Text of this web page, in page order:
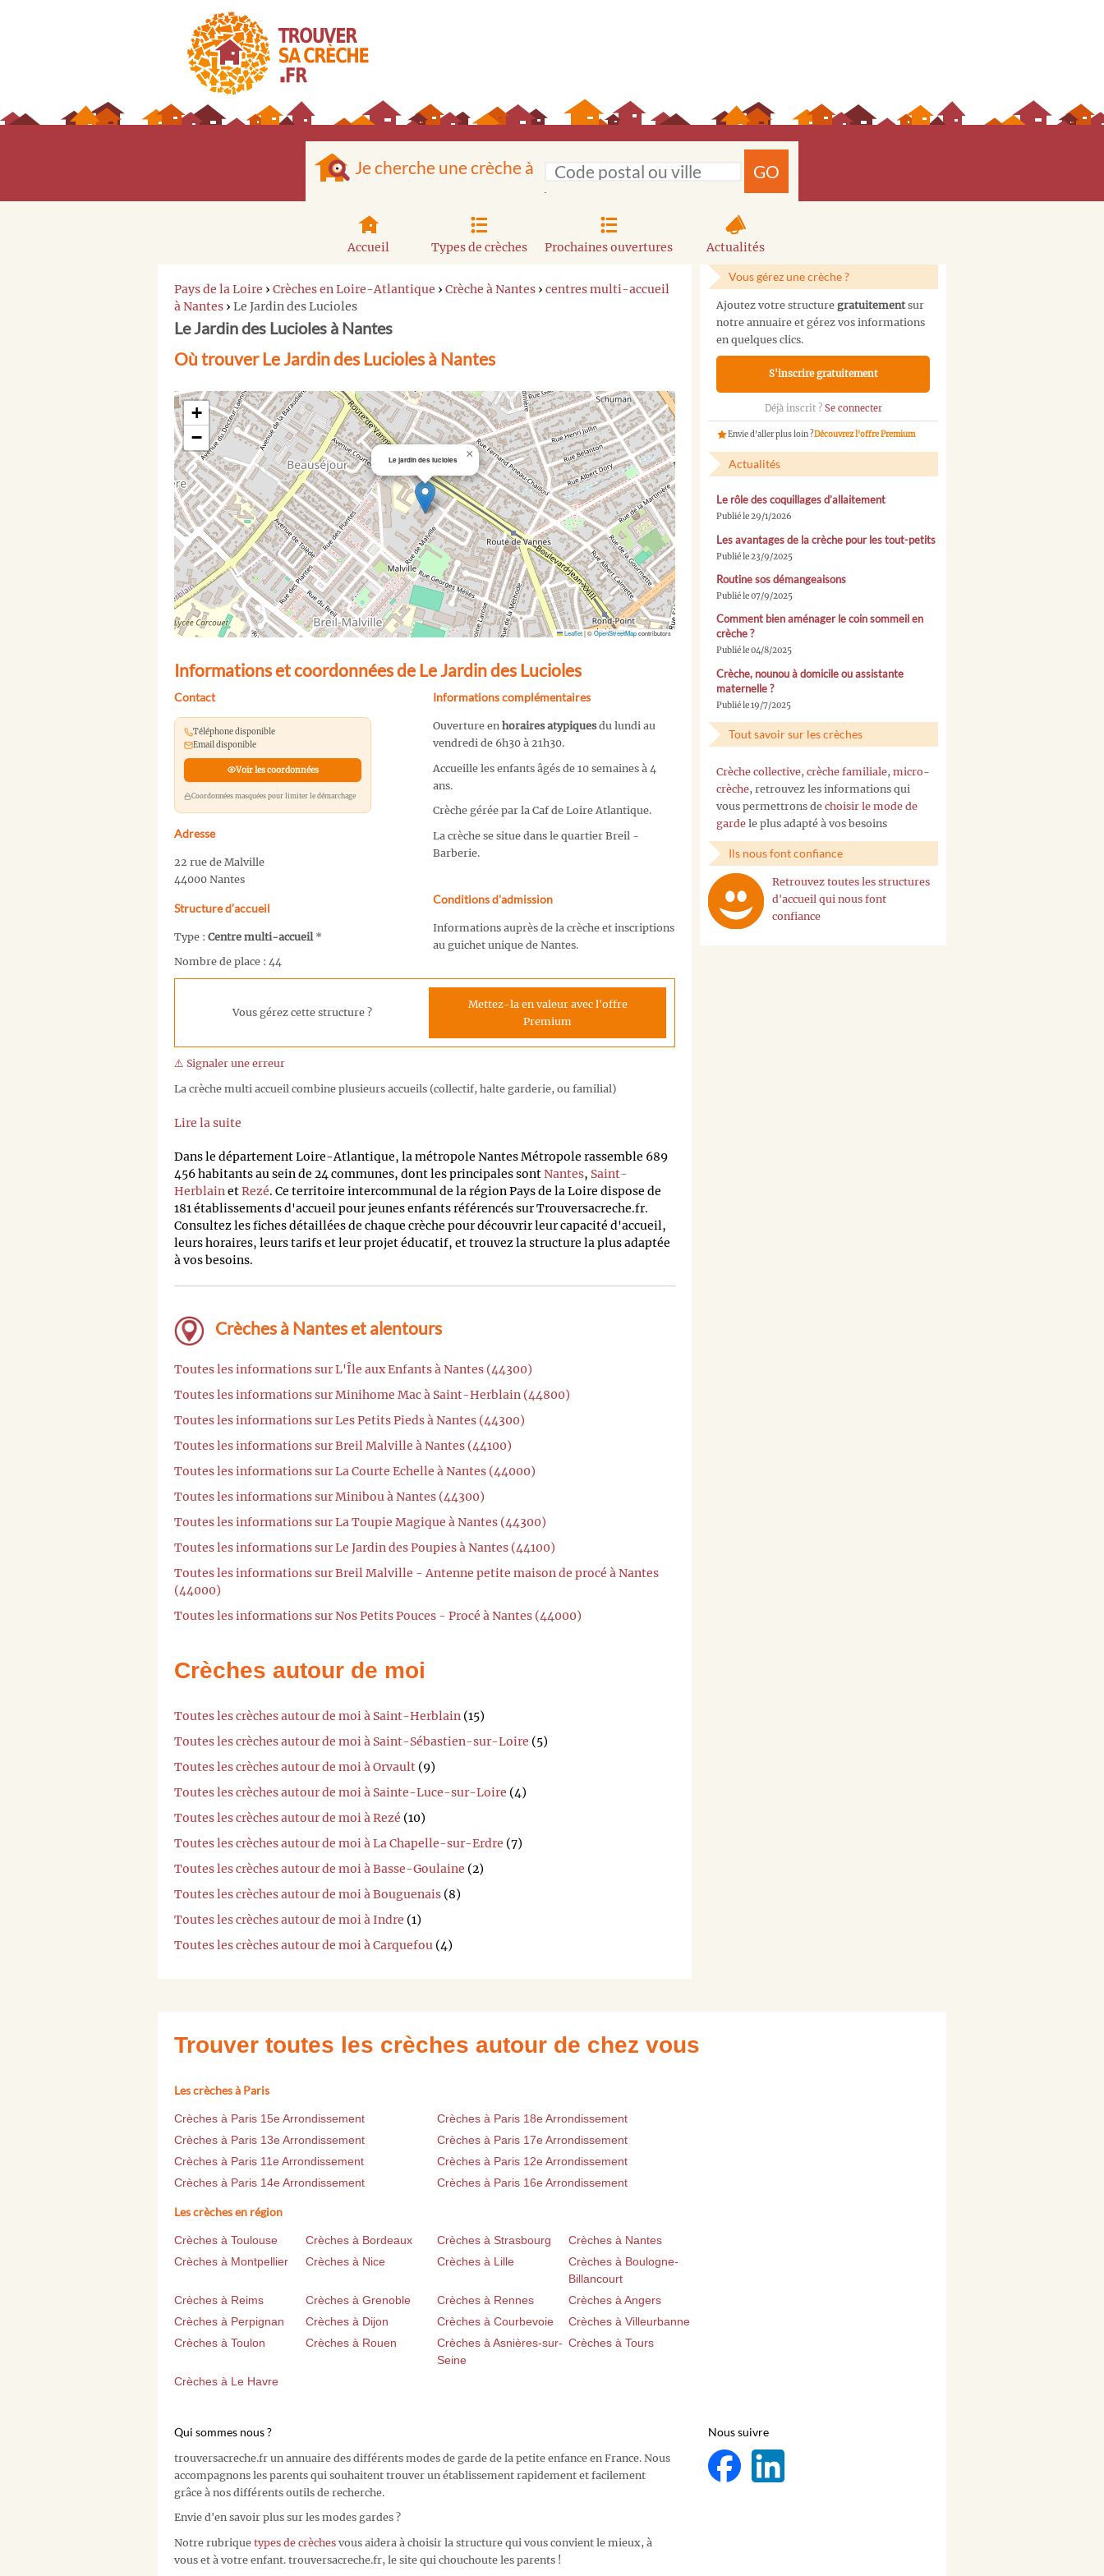
Je cherche une crèche à GO
Accueil Types de crèches Prochaines ouvertures Actualités
Pays de la Loire › Crèches en Loire-Atlantique › Crèche à Nantes › centres multi-accueil
à Nantes › Le Jardin des Lucioles
Le Jardin des Lucioles à Nantes
Où trouver Le Jardin des Lucioles à Nantes
Le jardin des lucioles ×
+
−
Leaflet|©OpenStreetMapcontributors
Informations et coordonnées de Le Jardin des Lucioles
Contact
Téléphone disponible
Email disponible
Voir les coordonnées
Coordonnées masquées pour limiter le démarchage
Adresse
22 rue de Malville
44000 Nantes
Structure d’accueil
Type : Centre multi-accueil *
Nombre de place : 44
Informations complémentaires
Ouverture en horaires atypiquesdu lundi au
vendredi de 6h30 à 21h30.
Accueille les enfants âgés de 10 semaines à 4
ans.
Crèche gérée par la Caf de Loire Atlantique.
La crèche se situe dans le quartier Breil -
Barberie.
Conditions d'admission
Informations auprès de la crèche et inscriptions
au guichet unique de Nantes.
Vous gérez cette structure ?
Mettez-la en valeur avec l'offre
Premium
⚠️ Signaler une erreur
La crèche multi accueil combine plusieurs accueils (collectif, halte garderie, ou familial)
Lire la suite
Dans le département Loire-Atlantique, la métropole Nantes Métropole rassemble 689
456 habitants au sein de 24 communes, dont les principales sontNantes, Saint-
HerblainetRezé. Ce territoire intercommunal de la région Pays de la Loire dispose de
181 établissements d'accueil pour jeunes enfants référencés sur Trouversacreche.fr.
Consultez les fiches détaillées de chaque crèche pour découvrir leur capacité d'accueil,
leurs horaires, leurs tarifs et leur projet éducatif, et trouvez la structure la plus adaptée
à vos besoins.
Crèches à Nantes et alentours
Toutes les informations sur L'Île aux Enfants à Nantes (44300)
Toutes les informations sur Minihome Mac à Saint-Herblain (44800)
Toutes les informations sur Les Petits Pieds à Nantes (44300)
Toutes les informations sur Breil Malville à Nantes (44100)
Toutes les informations sur La Courte Echelle à Nantes (44000)
Toutes les informations sur Minibou à Nantes (44300)
Toutes les informations sur La Toupie Magique à Nantes (44300)
Toutes les informations sur Le Jardin des Poupies à Nantes (44100)
Toutes les informations sur Breil Malville - Antenne petite maison de procé à Nantes
(44000)
Toutes les informations sur Nos Petits Pouces - Procé à Nantes (44000)
Crèches autour de moi
Toutes les crèches autour de moi à Saint-Herblain (15)
Toutes les crèches autour de moi à Saint-Sébastien-sur-Loire (5)
Toutes les crèches autour de moi à Orvault (9)
Toutes les crèches autour de moi à Sainte-Luce-sur-Loire (4)
Toutes les crèches autour de moi à Rezé (10)
Toutes les crèches autour de moi à La Chapelle-sur-Erdre (7)
Toutes les crèches autour de moi à Basse-Goulaine (2)
Toutes les crèches autour de moi à Bouguenais (8)
Toutes les crèches autour de moi à Indre (1)
Toutes les crèches autour de moi à Carquefou (4)
Vous gérez une crèche ?
Ajoutez votre structure gratuitementsur
notre annuaire et gérez vos informations
en quelques clics.
S'inscrire gratuitement
Déjà inscrit ? Se connecter
Envie d'aller plus loin ?Découvrez l'offre Premium
Actualités
Le rôle des coquillages d’allaitement
Publié le 29/1/2026
Les avantages de la crèche pour les tout-petits
Publié le 23/9/2025
Routine sos démangeaisons
Publié le 07/9/2025
Comment bien aménager le coin sommeil en
crèche ?
Publié le 04/8/2025
Crèche, nounou à domicile ou assistante
maternelle ?
Publié le 19/7/2025
Tout savoir sur les crèches
Crèche collective, crèche familiale, micro-
crèche, retrouvez les informations qui
vous permettrons de choisir le mode de
garde le plus adapté à vos besoins
Ils nous font confiance
Retrouvez toutes les structures
d'accueil qui nous font
confiance
Trouver toutes les crèches autour de chez vous
Les crèches à Paris
Crèches à Paris 15e Arrondissement
Crèches à Paris 18e Arrondissement
Crèches à Paris 13e Arrondissement
Crèches à Paris 17e Arrondissement
Crèches à Paris 11e Arrondissement
Crèches à Paris 12e Arrondissement
Crèches à Paris 14e Arrondissement
Crèches à Paris 16e Arrondissement
Les crèches en région
Crèches à Toulouse Crèches à Bordeaux Crèches à Strasbourg
Crèches à Nantes
Crèches à Montpellier
Crèches à Nice Crèches à Lille
Crèches à Boulogne-
Billancourt
Crèches à Reims
Crèches à Grenoble Crèches à Rennes
Crèches à Angers
Crèches à Perpignan
Crèches à Dijon Crèches à Courbevoie
Crèches à Villeurbanne
Crèches à Toulon
Crèches à Rouen
Crèches à Asnières-sur-
Seine
Crèches à Tours
Crèches à Le Havre
Qui sommes nous ?
trouversacreche.fr un annuaire des différents modes de garde de la petite enfance en France. Nous
accompagnons les parents qui souhaitent trouver un établissement rapidement et facilement
grâce à nos différents outils de recherche.
Envie d'en savoir plus sur les modes gardes ?
Notre rubrique types de crèches vous aidera à choisir la structure qui vous convient le mieux, à
vous et à votre enfant. trouversacreche.fr, le site qui chouchoute les parents !
Nous suivre